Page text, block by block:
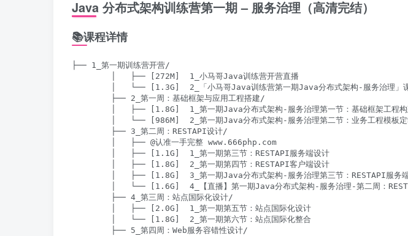
Java 分布式架构训练营第一期 – 服务治理（高清完结）
📚课程详情
├── 1_第一期训练营开营/
        │   ├── [272M]  1_小马哥Java训练营开营直播
│   └── [1.3G]  2_「小马哥Java训练营第一期Java分布式架构-服务治理」
        ├── 2_第一周：基础框架与应用工程搭建/
│   ├── [1.8G]  1_第一期Java分布式架构-服务治理第一节：基础框架工程构
│   └── [986M]  2_第一期Java分布式架构-服务治理第二节：业务工程模板定
        ├── 3_第⼆周：RESTAPI设计/
        │   ├── @认准一手完整 www.666php.com
        │   ├── [1.1G]  1_第一期第三节：RESTAPI服务端设计
        │   ├── [1.8G]  2_第一期第四节：RESTAPI客户端设计
│   ├── [1.8G]  3_第一期Java分布式架构-服务治理第三节：RESTAPI服务端
│   └── [1.6G]  4_【直播】第一期Java分布式架构-服务治理-第二周：
        ├── 4_第三周：站点国际化设计/
        │   ├── [2.0G]  1_第一期第五节：站点国际化设计
        │   └── [1.8G]  2_第一期第六节：站点国际化整合
        ├── 5_第四周：Web服务容错性设计/